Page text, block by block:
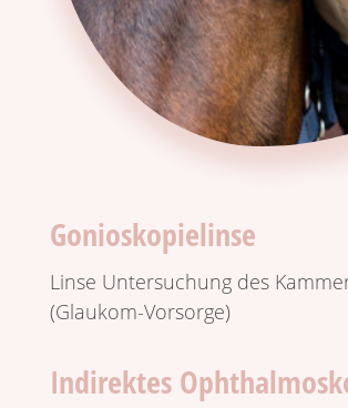
Gonioskopielinse
Linse Unter­su­chung des
(Glaukom-Vorsorge)
Indirektes